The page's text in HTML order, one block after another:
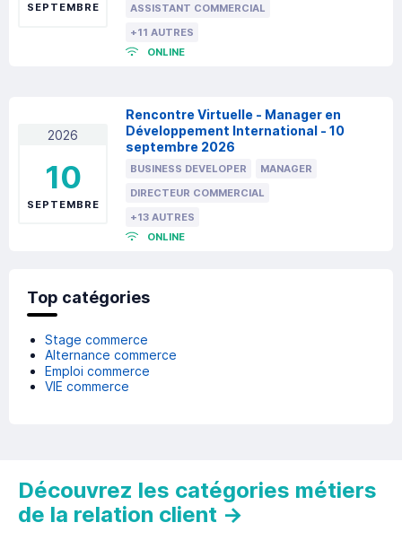
SEPTEMBRE
ASSISTANT COMMERCIAL
+11 AUTRES
ONLINE
2026
10
SEPTEMBRE
Rencontre Virtuelle - Manager en
Développement International - 10
septembre 2026
BUSINESS DEVELOPER
MANAGER
DIRECTEUR COMMERCIAL
+13 AUTRES
ONLINE
Top catégories
Stage commerce
Alternance commerce
Emploi commerce
VIE commerce
Découvrez les catégories métiers
de la relation client →